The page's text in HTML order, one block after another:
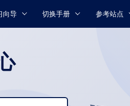
向导 切换手册 参考站点